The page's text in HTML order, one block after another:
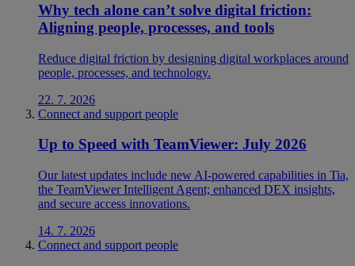
Why tech alone can’t solve digital friction:
Aligning people, processes, and tools
Reduce digital friction by designing digital workplaces around
people, processes, and technology.
22. 7. 2026
Connect and support people
Up to Speed with TeamViewer: July 2026
Our latest updates include new AI-powered capabilities in Tia,
the TeamViewer Intelligent Agent; enhanced DEX insights,
and secure access innovations.
14. 7. 2026
Connect and support people